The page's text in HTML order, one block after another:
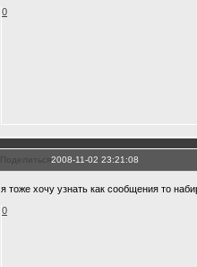
0
Поделиться2008-11-02 23:21:08
я тоже хочу узнать как сообщения то
0